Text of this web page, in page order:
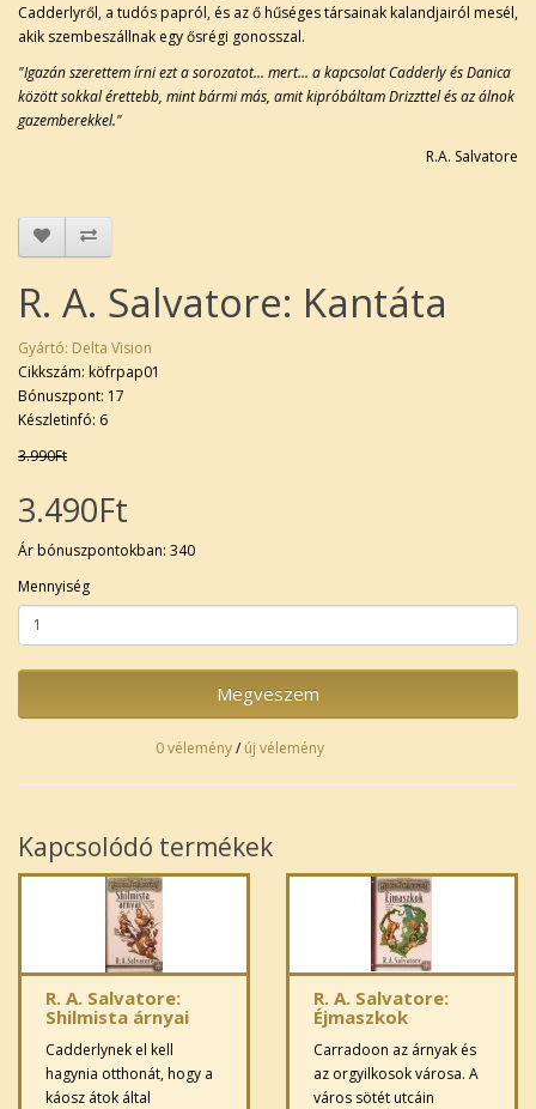
Cadderlyről, a tudós papról, és az ő hűséges társainak kalandjairól mesél,
akik szembeszállnak egy ősrégi gonosszal.
"Igazán szerettem írni ezt a sorozatot... mert... a kapcsolat Cadderly és Danica
között sokkal érettebb, mint bármi más, amit kipróbáltam Drizzttel és az álnok
gazemberekkel."
R.A. Salvatore
R. A. Salvatore: Kantáta
Gyártó: Delta Vision
Cikkszám: köfrpap01
Bónuszpont: 17
Készletinfó: 6
3.990Ft
3.490Ft
Ár bónuszpontokban: 340
Mennyiség
Megveszem
0 vélemény/új vélemény
Kapcsolódó termékek
R. A. Salvatore:
Shilmista árnyai
Cadderlynek el kell
hagynia otthonát, hogy a
káosz átok által
R. A. Salvatore:
Éjmaszkok
Carradoon az árnyak és
az orgyilkosok városa. A
város sötét utcáin